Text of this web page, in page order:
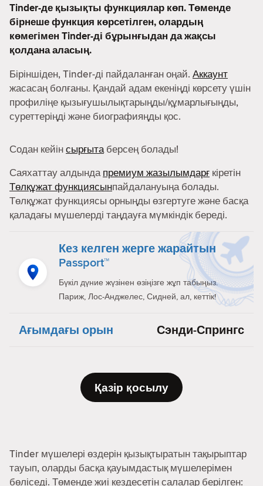
Tinder-де қызықты функциялар көп. Төменде
бірнеше функция көрсетілген, олардың
көмегімен Tinder-ді бұрынғыдан да жақсы
қолдана аласың.
Біріншіден, Tinder-ді пайдаланған оңай. Аккаунт
жасасаң болғаны. Қандай адам екеніңді көрсету үшін
профиліңе қызығушылықтарыңды/құмарлығыңды,
суреттеріңді және биографияңды қос.
Содан кейінсырғытаберсең болады!
Саяхаттау алдындапремиум жазылымдарғ кіретін
Төлқұжат функциясынпайдалануыңа болады.
Төлқұжат функциясы орныңды өзгертуге және басқа
қаладағы мүшелерді таңдауға мүмкіндік береді.
Кез келген жерге жарайтын
Passport™
Бүкіл дүние жүзінен өзіңізге жұп табыңыз.
Париж, Лос-Анджелес, Сидней, ал, кеттік!
Ағымдағы орын Сэнди-Спрингс
Қазір қосылу
Tinder мүшелері өздерін қызықтыратын тақырыптар
тауып, оларды басқа қауымдастық мүшелерімен
бөліседі. Төменде жиі кездесетін салалар берілген: